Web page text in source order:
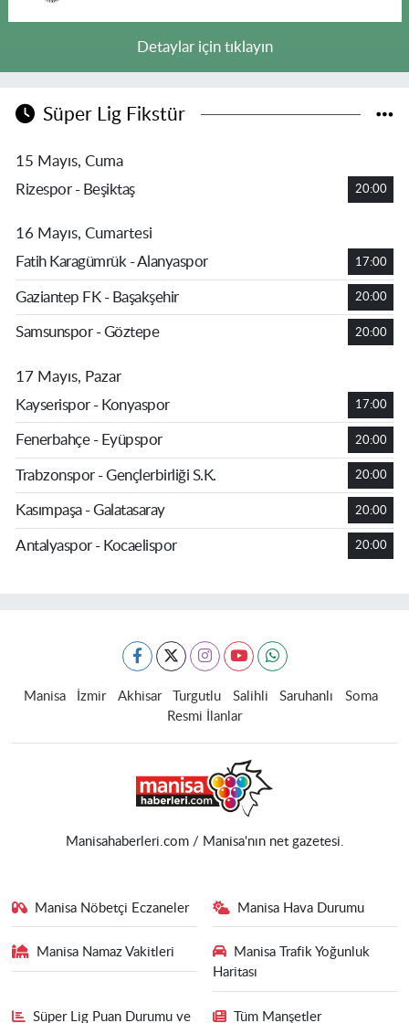
Detaylar için tıklayın
Süper Lig Fikstür
15 Mayıs, Cuma
Rizespor - Beşiktaş
20:00
16 Mayıs, Cumartesi
Fatih Karagümrük - Alanyaspor
17:00
Gaziantep FK - Başakşehir 20:00
Samsunspor - Göztepe 20:00
17 Mayıs, Pazar
Kayserispor - Konyaspor
17:00
Fenerbahçe - Eyüpspor 20:00
Trabzonspor - Gençlerbirliği S.K. 20:00
Kasımpaşa - Galatasaray 20:00
Antalyaspor - Kocaelispor 20:00
Manisa İzmir Akhisar Turgutlu Salihli Saruhanlı
Soma
Resmi İlanlar
Manisahaberleri.com / Manisa'nın net gazetesi.
Manisa Nöbetçi Eczaneler Manisa Hava Durumu
Manisa Namaz Vakitleri
Manisa Trafik Yoğunluk
Haritası
Süper Lig Puan Durumu ve Tüm Manşetler